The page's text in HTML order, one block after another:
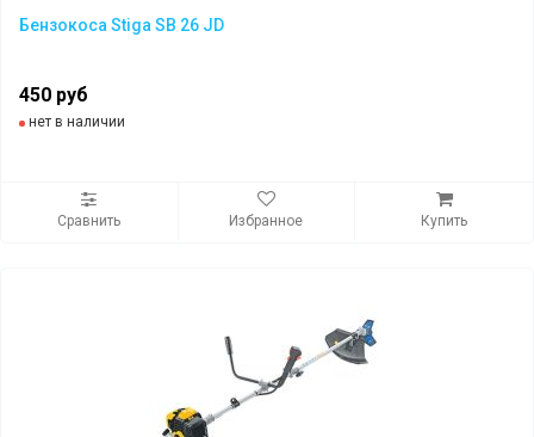
Бензокоса Stiga SB 26 JD
450 руб
нет в наличии
Сравнить Избранное Купить